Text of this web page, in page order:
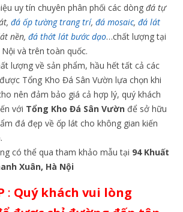
uy tín chuyên phân phối các dòng đá tự
đá ốp tường trang trí, đá mosaic, đá lát
nền, đá thớt lát bước dạo…chất lượng tại
và trên toàn quốc.
lượng về sản phẩm, hầu hết tất cả các
Tổng Kho Đá Sân Vườn lựa chọn khi
nên đảm bảo giá cả hợp lý, quý khách
với Tổng Kho Đá Sân Vườn để sở hữu
đá đẹp về ốp lát cho không gian kiến
có thể qua tham khảo mẫu tại 94 Khuất
Xuân, Hà Nội
: Quý khách vui lòng